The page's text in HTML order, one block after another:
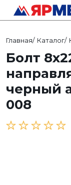
Главная/ Каталог/
Болт
черный
008